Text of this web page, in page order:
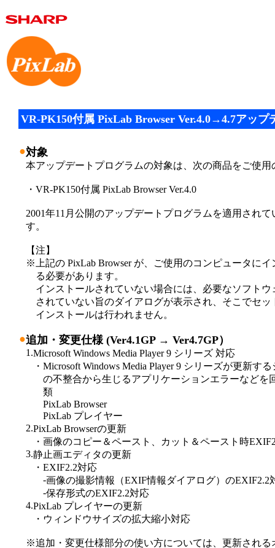
VR-PK150付属 PixLab Browser Ver.4.0→4.7アップ
●対象
本アップデートプログラムの対象は、次の商品をご使用
・VR-PK150付属 PixLab Browser Ver.4.0
2001年11月公開のアップデートプログラムを適用され
す。
【注】
※ 上記の PixLab Browser が、ご使用のコンピュータに
る必要があります。
インストールされていない場合には、必要なソフト
されていない旨のダイアログが表示され、そこでセ
インストールは行われません。
●追加・変更仕様 (Ver4.1GP → Ver4.7GP）
1.Microsoft Windows Media Player 9 シリーズ 対応
・ Microsoft Windows Media Player 9 シリーズが更新す
の不整合から生じるアプリケーションエラーなどを
類
PixLab Browser
PixLab プレイヤー
2.PixLab Browserの更新
・ 画像のコピー＆ペースト、カット＆ペースト時
3.静止画エディタの更新
・ EXIF2.2対応
-画像の撮影情報（EXIF情報ダイアログ）のEXIF2.2
-保存形式のEXIF2.2対応
4.PixLab プレイヤーの更新
・ ウィンドウサイズの拡大縮小対応
※追加・変更仕様部分の使い方については、更新される